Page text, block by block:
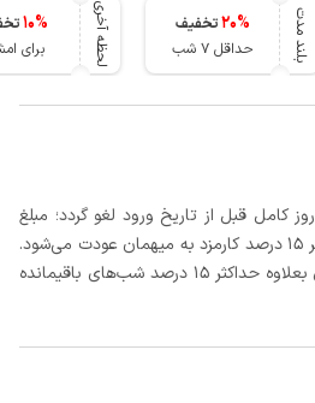
بلند مدت 20%
تخفیف
حداقل 7 شب
لحظه آخری 10%
برای
در صورتی که رزرو، حداقل 3 روز کامل قبل از تاریخ ورود لغو گردد؛ مبلغ
صورتحساب پس از کسر حداکثر 15 درصد کارمزد به میهمان عودت می‌شود.
در غیر اینصورت اجاره شب اول بعلاوه حداکثر 15 درصد شب‌های باقیمانده